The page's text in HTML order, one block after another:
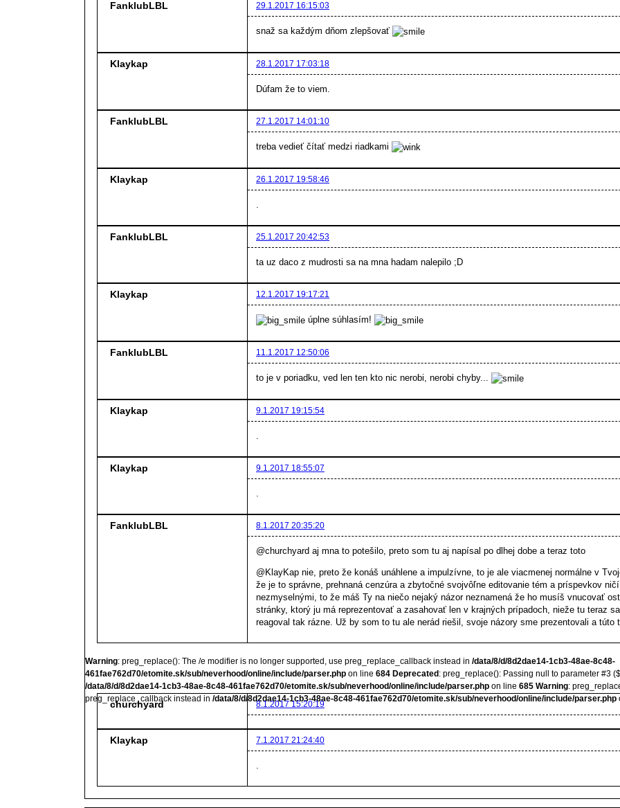
FanklubLBL 29.1.2017 16:15:03
snaž sa každým dňom zlepšovať
Klaykap 28.1.2017 17:03:18
Dúfam že to viem.
FanklubLBL 27.1.2017 14:01:10
treba vedieť čítať medzi riadkami
Klaykap 26.1.2017 19:58:46
.
FanklubLBL 25.1.2017 20:42:53
ta uz daco z mudrosti sa na mna hadam nalepilo ;D
Klaykap 12.1.2017 19:17:21
úplne súhlasím!
FanklubLBL 11.1.2017 12:50:06
to je v poriadku, ved len ten kto nic nerobi, nerobi chyby...
Klaykap 9.1.2017 19:15:54
.
Klaykap 9.1.2017 18:55:07
.
FanklubLBL 8.1.2017 20:35:20
@churchyard aj mna to potešilo, preto som tu aj napísal po dlhej dobe a teraz toto
@KlayKap nie, preto že konáš unáhlene a impulzívne, to je ale viacmenej normálne v
že je to správne, prehnaná cenzúra a zbytočné svojvôľne editovanie tém a príspevkov
nezmyselnými, to že máš Ty na niečo nejaký názor neznamená že ho musíš vnucovať
stránky, ktorý ju má reprezentovať a zasahovať len v krajných prípadoch, nieže tu teraz
reagoval tak rázne. Už by som to tu ale nerád riešil, svoje názory sme prezentovali a
Warning: preg_replace(): The /e modifier is no longer supported, use preg_replace_callback instead in /data/8/d/8d2dae14-1cb3-48ae-8c48-
461fae762d70/etomite.sk/sub/neverhood/online/include/parser.php on line 684 Deprecated: preg_replace(): Passing null to parameter #3
/data/8/d/8d2dae14-1cb3-48ae-8c48-461fae762d70/etomite.sk/sub/neverhood/online/include/parser.php on line 685 Warning:
preg_replace_callback instead in /data/8/d/8d2dae14-1cb3-48ae-8c48-461fae762d70/etomite.sk/sub/neverhood/online/include/parser.php
churchyard 8.1.2017 15:20:19
Klaykap 7.1.2017 21:24:40
.